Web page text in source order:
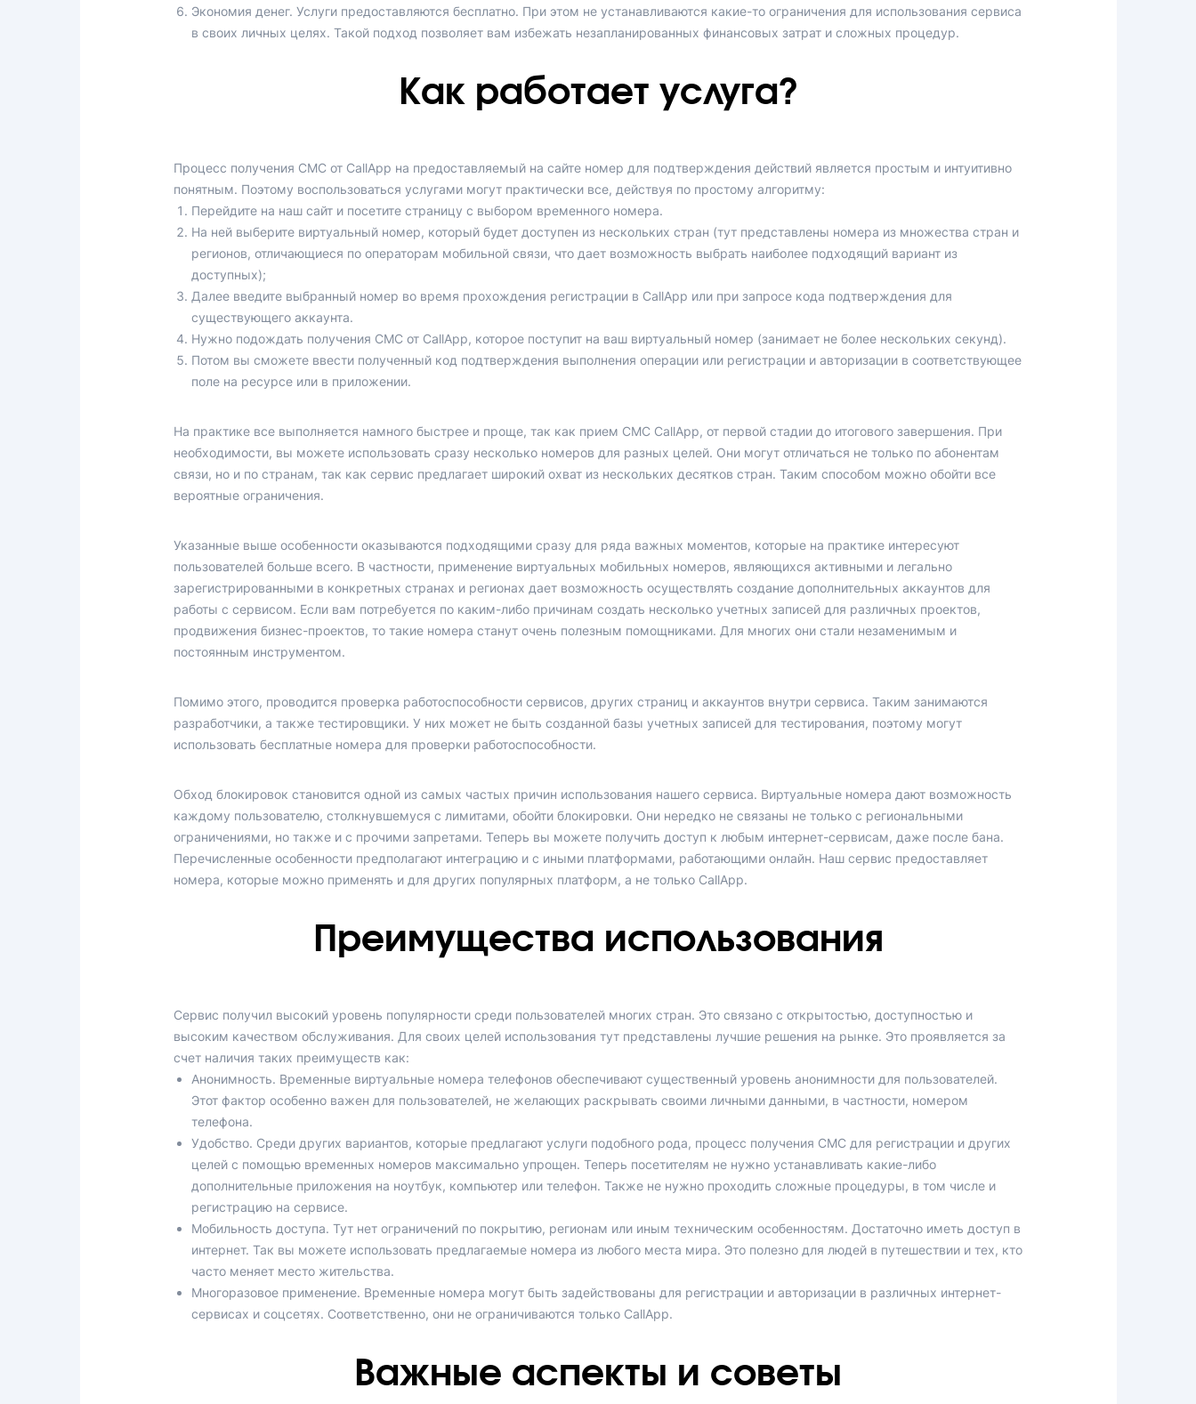
Экономия денег. Услуги предоставляются бесплатно. При этом не устанавливаются какие-то ограничения для использования сервиса
в своих личных целях. Такой подход позволяет вам избежать незапланированных финансовых затрат и сложных процедур.
Как работает услуга?
Процесс получения СМС от CallApp на предоставляемый на сайте номер для подтверждения действий является простым и интуитивно
понятным. Поэтому воспользоваться услугами могут практически все, действуя по простому алгоритму:
Перейдите на наш сайт и посетите страницу с выбором временного номера.
На ней выберите виртуальный номер, который будет доступен из нескольких стран (тут представлены номера из множества стран и
регионов, отличающиеся по операторам мобильной связи, что дает возможность выбрать наиболее подходящий вариант из
доступных);
Далее введите выбранный номер во время прохождения регистрации в CallApp или при запросе кода подтверждения для
существующего аккаунта.
Нужно подождать получения СМС от CallApp, которое поступит на ваш виртуальный номер (занимает не более нескольких секунд).
Потом вы сможете ввести полученный код подтверждения выполнения операции или регистрации и авторизации в соответствующее
поле на ресурсе или в приложении.
На практике все выполняется намного быстрее и проще, так как прием СМС CallApp, от первой стадии до итогового завершения. При
необходимости, вы можете использовать сразу несколько номеров для разных целей. Они могут отличаться не только по абонентам
связи, но и по странам, так как сервис предлагает широкий охват из нескольких десятков стран. Таким способом можно обойти все
вероятные ограничения.
Указанные выше особенности оказываются подходящими сразу для ряда важных моментов, которые на практике интересуют
пользователей больше всего. В частности, применение виртуальных мобильных номеров, являющихся активными и легально
зарегистрированными в конкретных странах и регионах дает возможность осуществлять создание дополнительных аккаунтов для
работы с сервисом. Если вам потребуется по каким-либо причинам создать несколько учетных записей для различных проектов,
продвижения бизнес-проектов, то такие номера станут очень полезным помощниками. Для многих они стали незаменимым и
постоянным инструментом.
Помимо этого, проводится проверка работоспособности сервисов, других страниц и аккаунтов внутри сервиса. Таким занимаются
разработчики, а также тестировщики. У них может не быть созданной базы учетных записей для тестирования, поэтому могут
использовать бесплатные номера для проверки работоспособности.
Обход блокировок становится одной из самых частых причин использования нашего сервиса. Виртуальные номера дают возможность
каждому пользователю, столкнувшемуся с лимитами, обойти блокировки. Они нередко не связаны не только с региональными
ограничениями, но также и с прочими запретами. Теперь вы можете получить доступ к любым интернет-сервисам, даже после бана.
Перечисленные особенности предполагают интеграцию и с иными платформами, работающими онлайн. Наш сервис предоставляет
номера, которые можно применять и для других популярных платформ, а не только CallApp.
Преимущества использования
Сервис получил высокий уровень популярности среди пользователей многих стран. Это связано с открытостью, доступностью и
высоким качеством обслуживания. Для своих целей использования тут представлены лучшие решения на рынке. Это проявляется за
счет наличия таких преимуществ как:
Анонимность. Временные виртуальные номера телефонов обеспечивают существенный уровень анонимности для пользователей.
Этот фактор особенно важен для пользователей, не желающих раскрывать своими личными данными, в частности, номером
телефона.
Удобство. Среди других вариантов, которые предлагают услуги подобного рода, процесс получения СМС для регистрации и других
целей с помощью временных номеров максимально упрощен. Теперь посетителям не нужно устанавливать какие-либо
дополнительные приложения на ноутбук, компьютер или телефон. Также не нужно проходить сложные процедуры, в том числе и
регистрацию на сервисе.
Мобильность доступа. Тут нет ограничений по покрытию, регионам или иным техническим особенностям. Достаточно иметь доступ в
интернет. Так вы можете использовать предлагаемые номера из любого места мира. Это полезно для людей в путешествии и тех, кто
часто меняет место жительства.
Многоразовое применение. Временные номера могут быть задействованы для регистрации и авторизации в различных интернет-
сервисах и соцсетях. Соответственно, они не ограничиваются только CallApp.
Важные аспекты и советы